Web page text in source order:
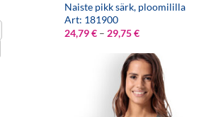
Naiste pikk särk, ploomililla
Art: 181900
24,79€ – 29,75€Hinnavahemik:
kuni
29,75 €